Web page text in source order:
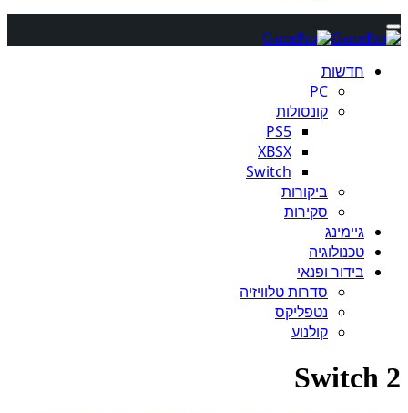
חדשות
PC
קונסולות
PS5
XBSX
Switch
ביקורות
סקירות
גיימינג
טכנולוגיה
בידור ופנאי
סדרות טלוויזיה
נטפליקס
קולנוע
Switch 2